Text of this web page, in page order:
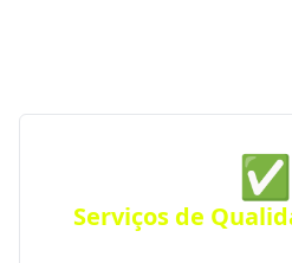
✅
Serviços de